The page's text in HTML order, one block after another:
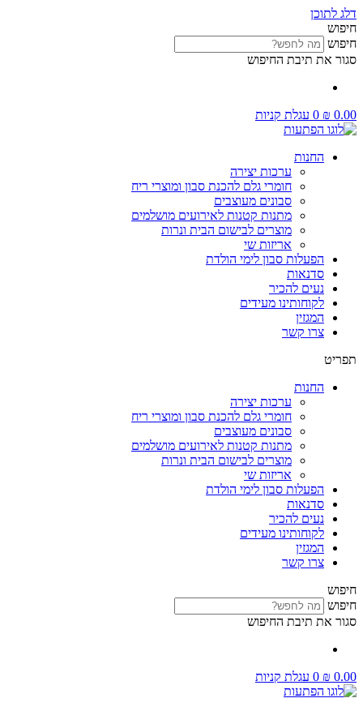
דלג לתוכן
חיפוש
חיפוש
סגור את תיבת החיפוש
₪ 0.00
0 עגלת קניות
החנות
ערכות יצירה
חומרי גלם להכנת סבון ומוצרי ריח
סבונים מעוצבים
מתנות קטנות לאירועים מושלמים
מוצרים לבישום הבית ונרות
אריזות שי
הפעלות סבון לימי הולדת
סדנאות
נעים להכיר
לקוחותינו מעידים
המגזין
צרו קשר
תפריט
החנות
ערכות יצירה
חומרי גלם להכנת סבון ומוצרי ריח
סבונים מעוצבים
מתנות קטנות לאירועים מושלמים
מוצרים לבישום הבית ונרות
אריזות שי
הפעלות סבון לימי הולדת
סדנאות
נעים להכיר
לקוחותינו מעידים
המגזין
צרו קשר
חיפוש
חיפוש
סגור את תיבת החיפוש
₪ 0.00
0 עגלת קניות